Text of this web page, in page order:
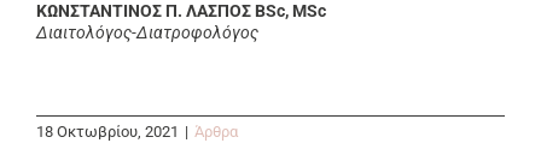
ΚΩΝΣΤΑΝΤΙΝΟΣ Π. ΛΑΣΠΟΣ BSc, MSc
Διαιτολόγος-Διατροφολόγος
18 Οκτωβρίου, 2021 | Άρθρα